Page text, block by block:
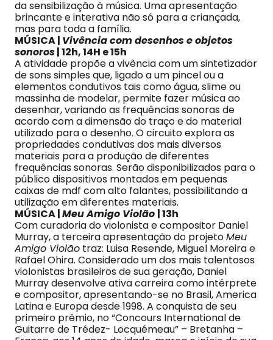
da sensibilização à música. Uma apresentação
brincante e interativa não só para a criançada,
mas para toda a família.
MÚSICA | Vivência com desenhos e objetos
sonoros| 12h, 14H e 15h
A atividade propõe a vivência com um sintetizador
de sons simples que, ligado a um pincel ou a
elementos condutivos tais como água, slime ou
massinha de modelar, permite fazer música ao
desenhar, variando as frequências sonoras de
acordo com a dimensão do traço e do material
utilizado para o desenho. O circuito explora as
propriedades condutivas dos mais diversos
materiais para a produção de diferentes
frequências sonoras. Serão disponibilizados para o
público dispositivos montados em pequenas
caixas de mdf com alto falantes, possibilitando a
utilização em diferentes materiais.
MÚSICA |Meu Amigo Violão | 13h
Com curadoria do violonista e compositor Daniel
Murray, a terceira apresentação do projetoMeu
Amigo Violão traz: Luisa Resende, Miguel Moreira e
Rafael Ohira. Considerado um dos mais talentosos
violonistas brasileiros de sua geração, Daniel
Murray desenvolve ativa carreira como intérprete
e compositor, apresentando-se no Brasil, America
Latina e Europa desde 1998. A conquista de seu
primeiro prêmio, no “Concours International de
Guitarre de Trédez- Locquémeau” – Bretanha –